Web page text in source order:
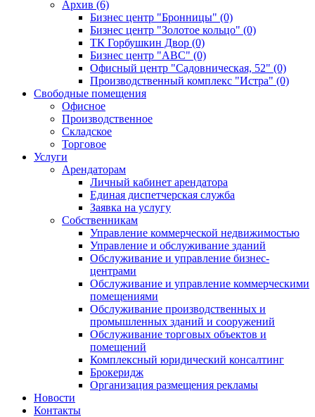
Архив (6)
Бизнес центр "Бронницы" (0)
Бизнес центр "Золотое кольцо" (0)
ТК Горбушкин Двор (0)
Бизнес центр "АВС" (0)
Офисный центр "Садовническая, 52" (0)
Производственный комплекс "Истра" (0)
Свободные помещения
Офисное
Производственное
Складское
Торговое
Услуги
Арендаторам
Личный кабинет арендатора
Единая диспетчерская служба
Заявка на услугу
Собственникам
Управление коммерческой недвижимостью
Управление и обслуживание зданий
Обслуживание и управление бизнес-
центрами
Обслуживание и управление коммерческими
помещениями
Обслуживание производственных и
промышленных зданий и сооружений
Обслуживание торговых объектов и
помещений
Комплексный юридический консалтинг
Брокеридж
Организация размещения рекламы
Новости
Контакты